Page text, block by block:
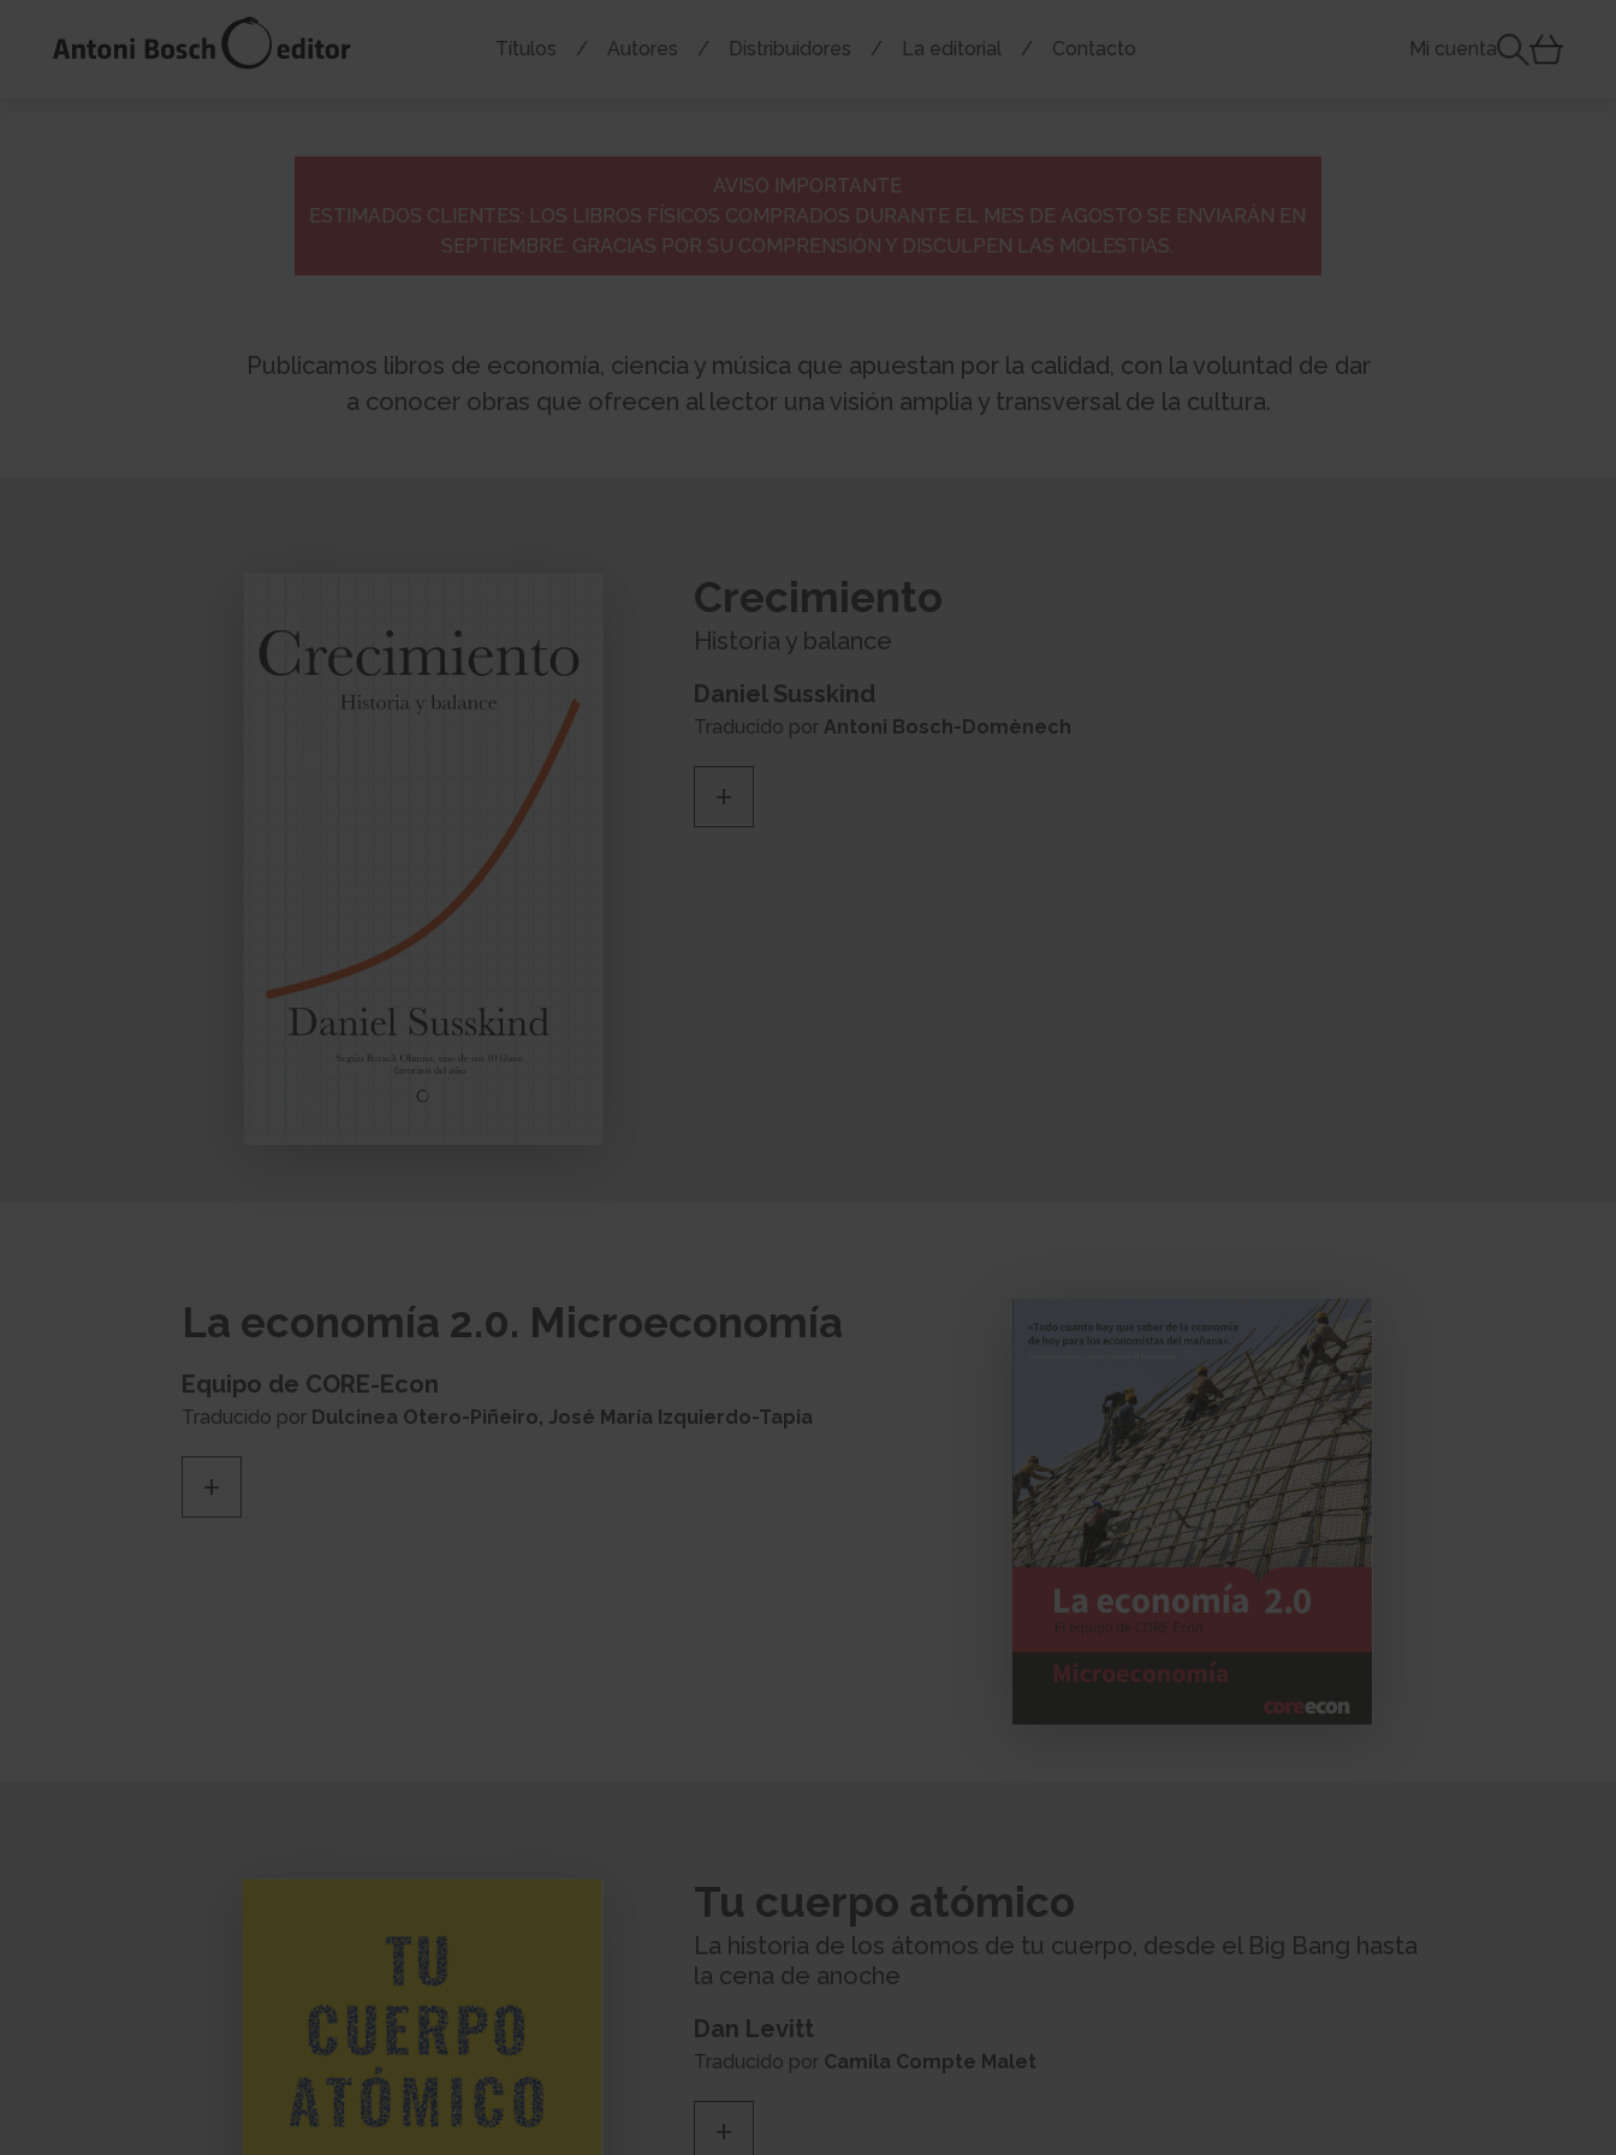
Títulos Autores Distribuidores La editorial Contacto Mi cuenta
AVISO IMPORTANTE
ESTIMADOS CLIENTES: LOS LIBROS FÍSICOS COMPRADOS DURANTE EL MES DE AGOSTO SE ENVIARÁN EN
SEPTIEMBRE. GRACIAS POR SU COMPRENSIÓN Y DISCULPEN LAS MOLESTIAS.
Publicamos libros de economía, ciencia y música que apuestan por la calidad, con la voluntad de dar
a conocer obras que ofrecen al lector una visión amplia y transversal de la cultura.
Crecimiento
Historia y balance
Daniel Susskind
Traducido porAntoni Bosch-Domènech
+
La economía 2.0. Microeconomía
Equipo de CORE-Econ
Traducido por Dulcinea Otero-Piñeiro, José María Izquierdo-Tapia
+
Tu cuerpo atómico
La historia de los átomos de tu cuerpo, desde el Big Bang hasta
la cena de anoche
Dan Levitt
Traducido por Camila Compte Malet
+